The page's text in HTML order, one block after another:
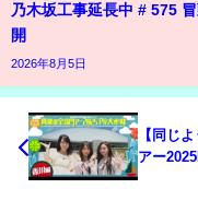
乃木坂工事延長中 # 575
開
2026年8月5日
【同じ
アー